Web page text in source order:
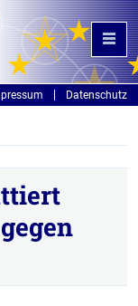
Datenschutz